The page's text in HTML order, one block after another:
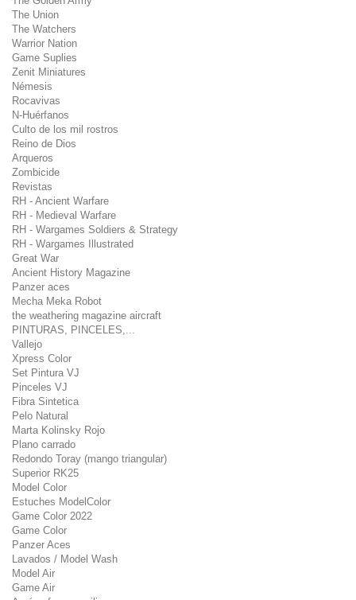
The Union
The Watchers
Warrior Nation
Game Suplies
Zenit Miniatures
Némesis
Rocavivas
N-Huérfanos
Culto de los mil rostros
Reino de Dios
Arqueros
Zombicide
Revistas
RH - Ancient Warfare
RH - Medieval Warfare
RH - Wargames Soldiers & Strategy
RH - Wargames Illustrated
Great War
Ancient History Magazine
Panzer aces
Mecha Meka Robot
the weathering magazine aircraft
PINTURAS, PINCELES,...
Vallejo
Xpress Color
Set Pintura VJ
Pinceles VJ
Fibra Sintetica
Pelo Natural
Marta Kolinsky Rojo
Plano carrado
Redondo Toray (mango triangular)
Superior RK25
Model Color
Estuches ModelColor
Game Color 2022
Game Color
Panzer Aces
Lavados / Model Wash
Model Air
Game Air